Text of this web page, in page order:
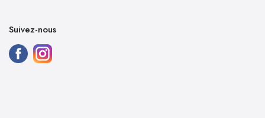
Suivez-nous